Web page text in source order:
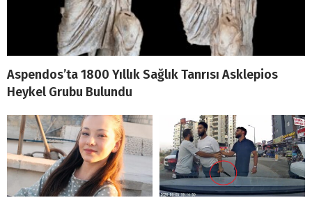
Aspendos’ta 1800 Yıllık Sağlık Tanrısı Asklepios
Heykel Grubu Bulundu